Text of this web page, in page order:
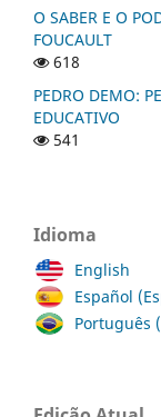
O SABER E O
FOUCAULT
618
PEDRO DEMO:
EDUCATIVO
541
Idioma
English
Español
Português